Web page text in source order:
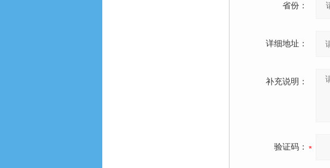
省份：
详细地址：
补充说明：
验证码：